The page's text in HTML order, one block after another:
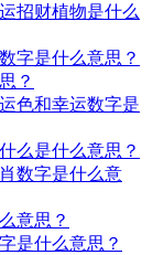
招财植物是什么
字是什么意思？
？
色和幸运数字是
么是什么意思？
数字是什么意
意思？
是什么意思？